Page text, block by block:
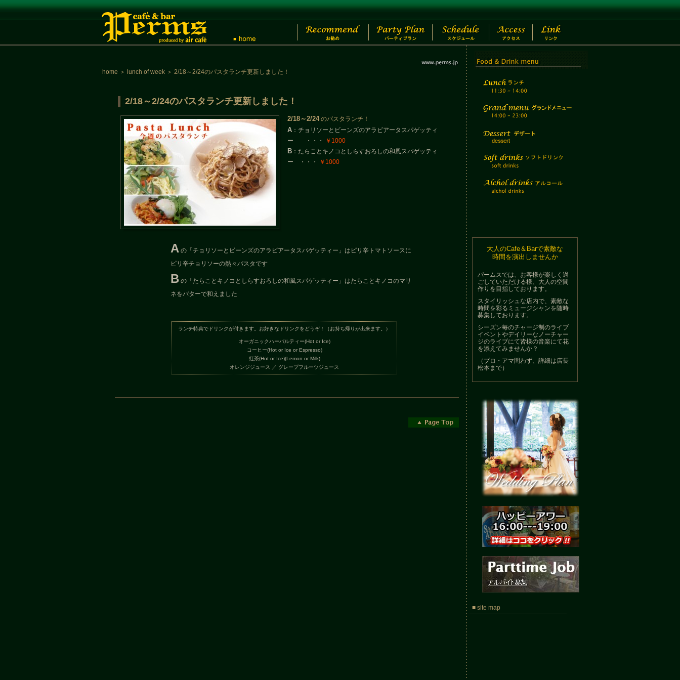
home ＞ lunch of week ＞ 2/18～2/24のパスタランチ更新しました！
2/18～2/24のパスタランチ更新しました！
2/18～2/24のパスタランチ！
A ：チョリソーとビーンズのアラビアータスパゲッティ
ー ・・・
￥1000
B ：たらことキノコとしらすおろしの和風スパゲッティ
ー ・・・
￥1000
A の「チョリソーとビーンズのアラビアータスパゲッティー」はピリ辛トマトソースに
ピリ辛チョリソーの熱々パスタです
B の「たらことキノコとしらすおろしの和風スパゲッティー」はたらことキノコのマリ
ネをバターで和えました
ランチ特典でドリンクが付きます。お好きなドリンクをどうぞ！（お持ち帰りが出来ます。）
オーガニックハーバルティー(Hot or Ice)
コーヒー(Hot or Ice or Espresso)
紅茶(Hot or Ice)(Lemon or Milk)
オレンジジュース ／ グレープフルーツジュース
大人のCafe＆Barで素敵な
時間を演出しませんか
パームスでは、お客様が楽しく過
ごしていただける様、大人の空間
作りを目指しております。
スタイリッシュな店内で、素敵な
時間を彩るミュージシャンを随時
募集しております。
シーズン毎のチャージ制のライブ
イベントやデイリーなノーチャー
ジのライブにて皆様の音楽にて花
を添えてみませんか？
（プロ・アマ問わず、詳細は店長
松本まで）
■ site map